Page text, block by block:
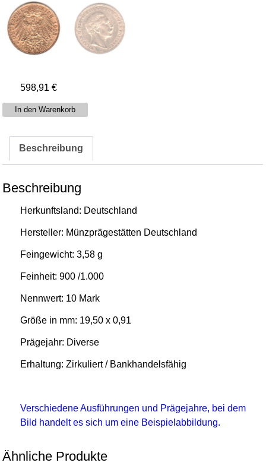
598,91€
Wilhelm
von
Menge
In den Warenkorb
Beschreibung
Beschreibung
Herkunftsland: Deutschland
Hersteller: Münzprägestätten Deutschland
Feingewicht: 3,58 g
Feinheit: 900 /1.000
Nennwert: 10 Mark
Größe in mm: 19,50 x 0,91
Prägejahr: Diverse
Erhaltung: Zirkuliert / Bankhandelsfähig
Verschiedene Ausführungen und Prägejahre, bei dem
Bild handelt es sich um eine Beispielabbildung.
Ähnliche Produkte